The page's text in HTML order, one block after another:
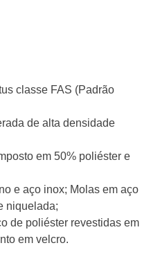
classe FAS (Padrão
de alta densidade
em 50% poliéster e
e aço inox; Molas em aço
niquelada;
de poliéster revestidas em
em velcro.